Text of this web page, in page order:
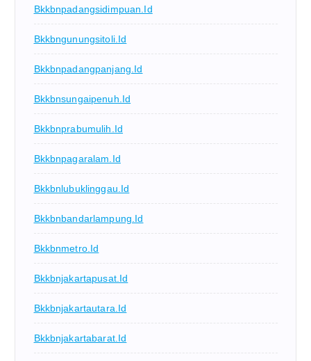
Bkkbnpadangsidimpuan.id
Bkkbngunungsitoli.id
Bkkbnpadangpanjang.id
Bkkbnsungaipenuh.id
Bkkbnprabumulih.id
Bkkbnpagaralam.id
Bkkbnlubuklinggau.id
Bkkbnbandarlampung.id
Bkkbnmetro.id
Bkkbnjakartapusat.id
Bkkbnjakartautara.id
Bkkbnjakartabarat.id